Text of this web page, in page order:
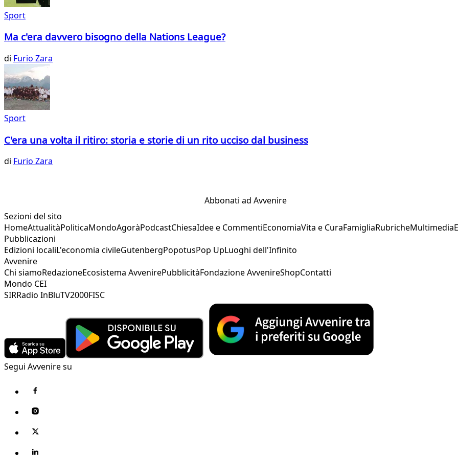
Sport
Ma c'era davvero bisogno della Nations League?
di Furio Zara
Sport
C'era una volta il ritiro: storia e storie di un rito ucciso dal business
di Furio Zara
Abbonati ad Avvenire
Sezioni del sito
HomeAttualitàPoliticaMondoAgoràPodcastChiesaIdee e CommentiEconomiaVita e CuraFamigliaRubricheMultimedia
Pubblicazioni
Edizioni localiL'economia civileGutenbergPopotusPop UpLuoghi dell'Infinito
Avvenire
Chi siamoRedazioneEcosistema AvvenirePubblicitàFondazione AvvenireShopContatti
Mondo CEI
SIRRadio InBluTV2000FISC
Segui Avvenire su